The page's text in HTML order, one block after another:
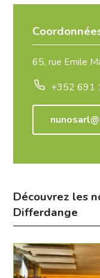
65, rue Emile
+352 691
Découvrez les
Differdange